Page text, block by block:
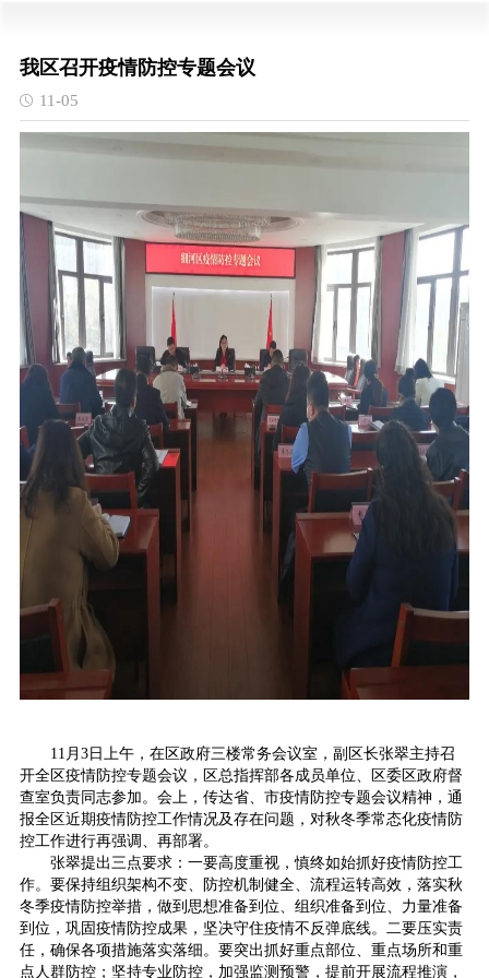
我区召开疫情防控专题会议
11-05
11月3日上午，在区政府三楼常务会议室，副区长张翠主持召
开全区疫情防控专题会议，区总指挥部各成员单位、区委区政府督
查室负责同志参加。会上，传达省、市疫情防控专题会议精神，通
报全区近期疫情防控工作情况及存在问题，对秋冬季常态化疫情防
控工作进行再强调、再部署。
张翠提出三点要求：一要高度重视，慎终如始抓好疫情防控工
作。要保持组织架构不变、防控机制健全、流程运转高效，落实秋
冬季疫情防控举措，做到思想准备到位、组织准备到位、力量准备
到位，巩固疫情防控成果，坚决守住疫情不反弹底线。二要压实责
任，确保各项措施落实落细。要突出抓好重点部位、重点场所和重
点人群防控；坚持专业防控，加强监测预警，提前开展流程推演，